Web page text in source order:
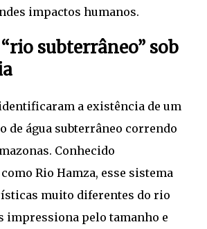
impactos humanos.
subterrâneo” sob
a existência de um
de água subterrâneo correndo
Conhecido
Rio Hamza, esse sistema
muito diferentes do rio
impressiona pelo tamanho e